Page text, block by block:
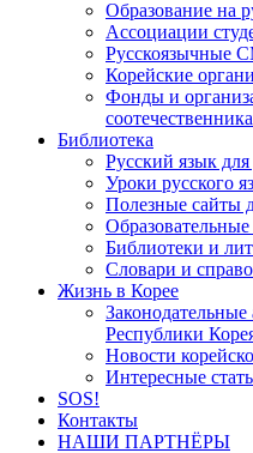
Образование на
Ассоциации
Русскоязычные
Корейские
Фонды и
Библиотека
Русский язык для
Уроки русского
Полезные сайты
Библиотеки и
Словари и
Жизнь в Корее
Республики
Новости
Интересные
SOS!
Контакты
НАШИ ПАРТНЁРЫ